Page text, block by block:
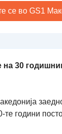
се во GS1
30
те години